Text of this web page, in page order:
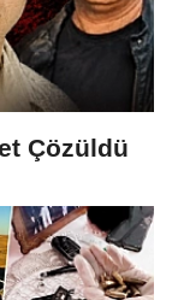
Çözüldü